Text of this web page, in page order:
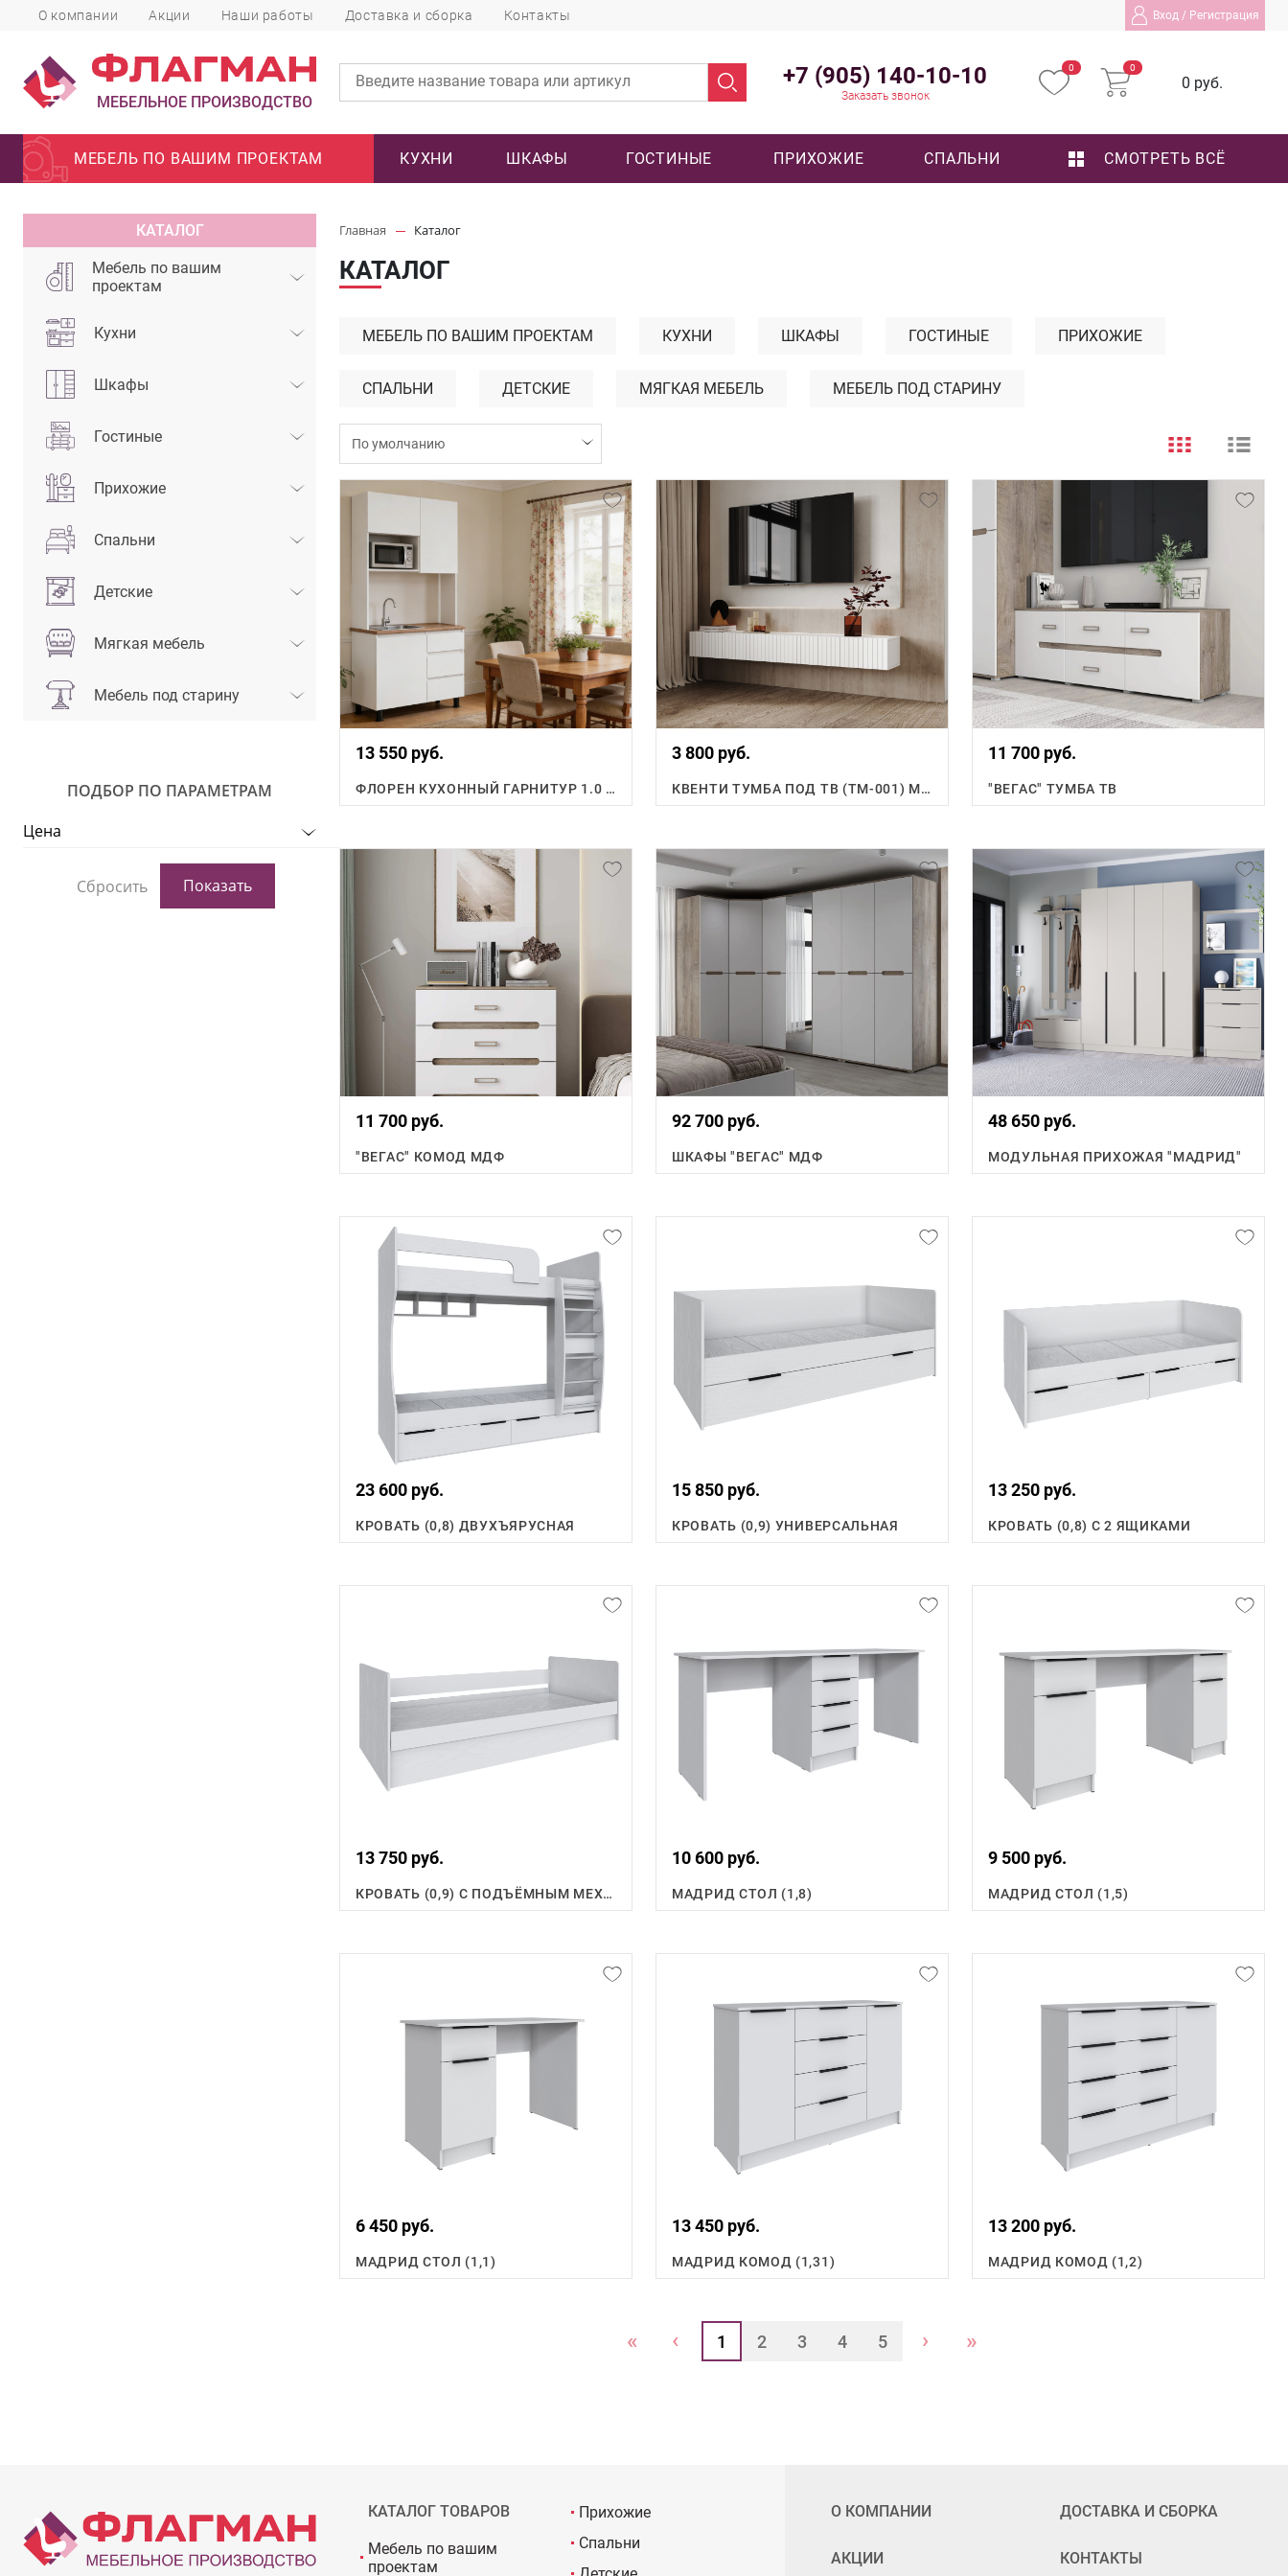
О компании Акции Наши работы Доставка и сборка Контакты Вход / Регистрация
МЕБЕЛЬНОЕ ПРОИЗВОДСТВО
+7 (905) 140-10-10
Заказать звонок
0 0
0 руб.
МЕБЕЛЬ ПО ВАШИМ ПРОЕКТАМ КУХНИ ШКАФЫ ГОСТИНЫЕ ПРИХОЖИЕ СПАЛЬНИ СМОТРЕТЬ ВСЁ
КАТАЛОГ
Мебель по вашим
проектам
Кухни
Шкафы
Гостиные
Прихожие
Спальни
Детские
Мягкая мебель
Мебель под старину
ПОДБОР ПО ПАРАМЕТРАМ
Цена
Главная Каталог
КАТАЛОГ
МЕБЕЛЬ ПО ВАШИМ ПРОЕКТАМ КУХНИ ШКАФЫ ГОСТИНЫЕ ПРИХОЖИЕ
СПАЛЬНИ ДЕТСКИЕ МЯГКАЯ МЕБЕЛЬ МЕБЕЛЬ ПОД СТАРИНУ
По умолчанию
13 550 руб.
ФЛОРЕН КУХОННЫЙ ГАРНИТУР 1.0 М.
3 800 руб.
КВЕНТИ ТУМБА ПОД ТВ (ТМ-001) МДФ
11 700 руб.
"ВЕГАС" ТУМБА ТВ
11 700 руб.
"ВЕГАС" КОМОД МДФ
92 700 руб.
ШКАФЫ "ВЕГАС" МДФ
48 650 руб.
МОДУЛЬНАЯ ПРИХОЖАЯ "МАДРИД"
23 600 руб.
КРОВАТЬ (0,8) ДВУХЪЯРУСНАЯ
15 850 руб.
КРОВАТЬ (0,9) УНИВЕРСАЛЬНАЯ
13 250 руб.
КРОВАТЬ (0,8) С 2 ЯЩИКАМИ
13 750 руб.
КРОВАТЬ (0,9) С ПОДЪЁМНЫМ МЕХАНИЗМОМ
10 600 руб.
МАДРИД СТОЛ (1,8)
9 500 руб.
МАДРИД СТОЛ (1,5)
6 450 руб.
МАДРИД СТОЛ (1,1)
13 450 руб.
МАДРИД КОМОД (1,31)
13 200 руб.
МАДРИД КОМОД (1,2)
« ‹ 1 2 3 4 5 › »
КАТАЛОГ ТОВАРОВ
Мебель по вашим
проектам
Прихожие
Спальни
О КОМПАНИИ
АКЦИИ
ДОСТАВКА И СБОРКА
КОНТАКТЫ